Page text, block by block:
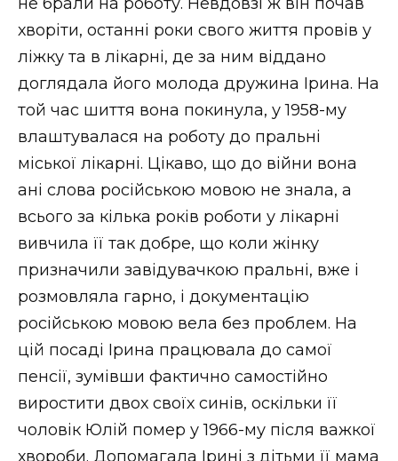
не брали на роботу. Невдовзі ж він почав
хворіти, останні роки свого життя провів у
ліжку та в лікарні, де за ним віддано
доглядала його молода дружина Ірина. На
той час шиття вона покинула, у 1958-му
влаштувалася на роботу до пральні
міської лікарні. Цікаво, що до війни вона
ані слова російською мовою не знала, а
всього за кілька років роботи у лікарні
вивчила її так добре, що коли жінку
призначили завідувачкою пральні, вже і
розмовляла гарно, і документацію
російською мовою вела без проблем. На
цій посаді Ірина працювала до самої
пенсії, зумівши фактично самостійно
виростити двох своїх синів, оскільки її
чоловік Юлій помер у 1966-му після важкої
хвороби. Допомагала Ірині з дітьми її мама